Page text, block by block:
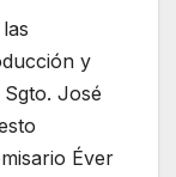
y
José
Éver